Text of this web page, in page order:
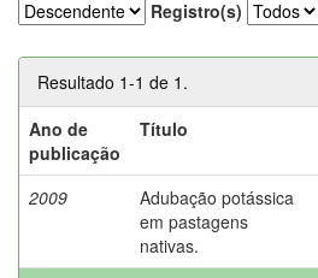
Registro(s)
Resultado 1-1 de 1.
Ano de
publicação
Título
2009
Adubação potássica
em pastagens
nativas.